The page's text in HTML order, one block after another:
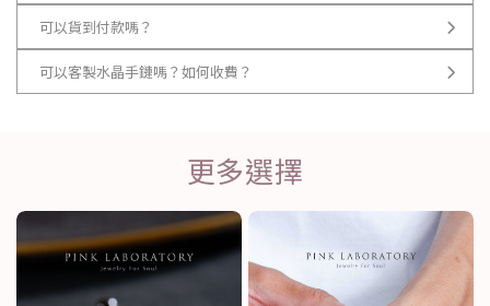
可以貨到付款嗎？
可以客製水晶手鏈嗎？如何收費？
更多選擇